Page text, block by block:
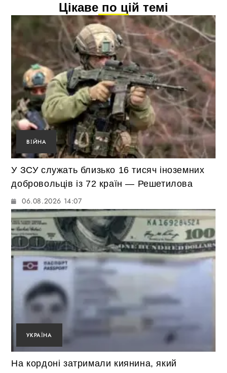
Цікаве по цій темі
ВІЙНА
У ЗСУ служать близько 16 тисяч іноземних
добровольців із 72 країн — Решетилова
06.08.2026 14:07
УКРАЇНА
На кордоні затримали киянина, який